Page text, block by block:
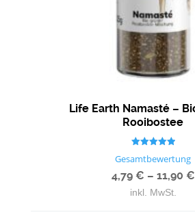
Life Earth Namasté –
Rooibostee
5.00
Gesamtbewertung
4,79 € – 11,90 €
inkl. MwSt.